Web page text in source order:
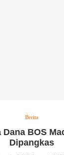
Berita
Dana BOS
Dipangkas